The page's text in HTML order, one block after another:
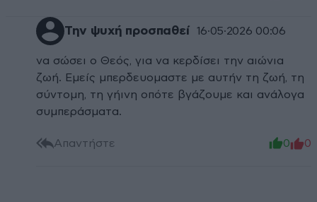
Την ψυχή προσπαθεί 16·05·2026 00:06
να σώσει ο Θεός, για να κερδίσει την αιώνια
ζωή. Εμείς μπερδευομαστε με αυτήν τη ζωή, τη
σύντομη, τη γήινη οπότε βγάζουμε και ανάλογα
συμπεράσματα.
Απαντήστε 0 0